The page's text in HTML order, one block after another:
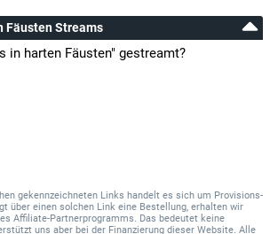
Fäusten Streams
in harten Fäusten" gestreamt?
gekennzeichneten Links handelt es sich um Provisions-
über einen solchen Link eine Bestellung, erhalten wir
Affiliate-Partnerprogramms. Das bedeutet keine
uns aber bei der Finanzierung dieser Website. Alle